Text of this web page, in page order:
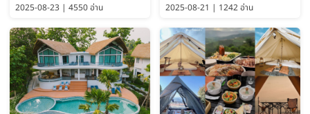
2025-08-23 | 4550 อ่าน
Guide 2025)
2025-08-21 | 1242 อ่าน